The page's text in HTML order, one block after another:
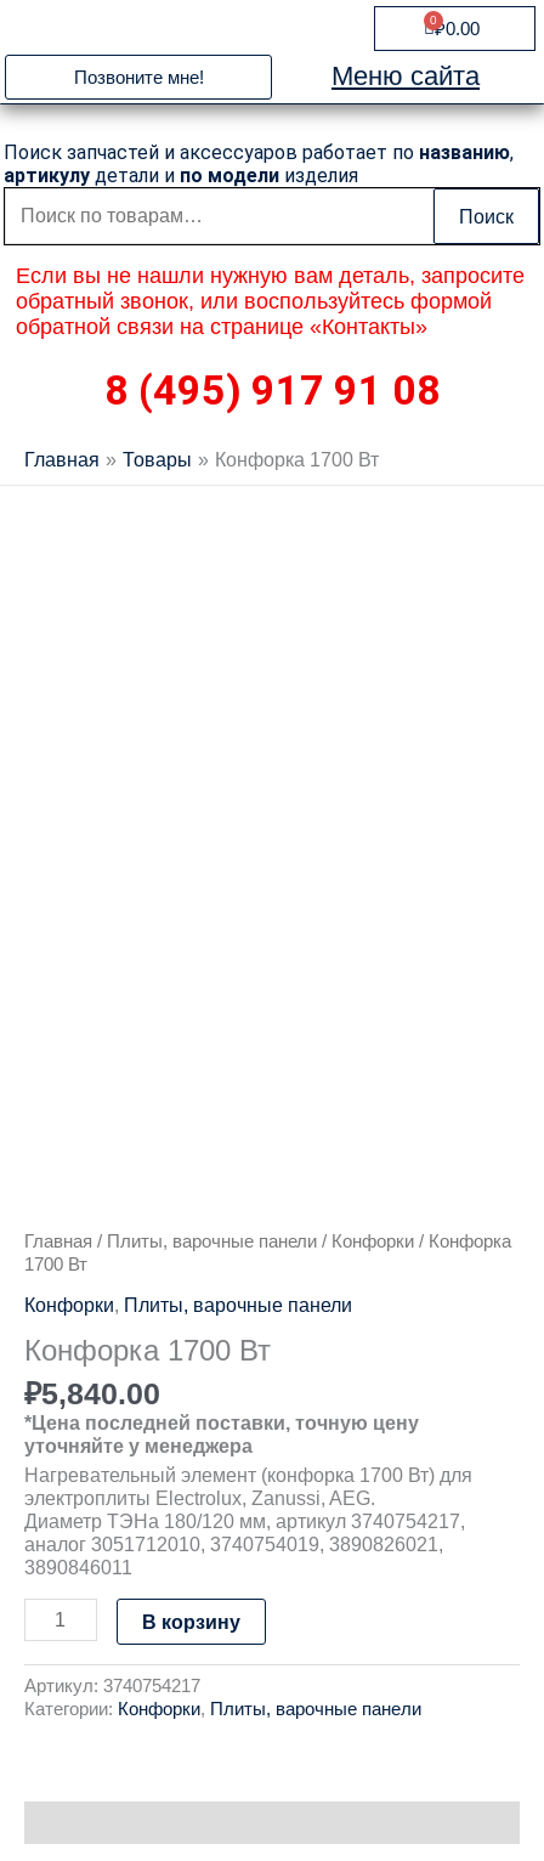
содержимому
₽0.00
0
Cart
Позвоните мне! Меню сайта
Поиск запчастей и аксессуаров работает по названию,
артикулу детали и по модели изделия
Искать:
Поиск
Если вы не нашли нужную вам деталь, запросите
обратный звонок, или воспользуйтесь формой
обратной связи на странице «Контакты»
8 (495) 917 91 08
Главная Товары Конфорка 1700 Вт
Главная / Плиты, варочные панели / Конфорки / Конфорка
1700 Вт
Конфорки Плиты, варочные панели
Конфорка 1700 Вт
₽5,840.00
*Цена последней поставки, точную цену
уточняйте у менеджера
Нагревательный элемент (конфорка 1700 Вт) для
электроплиты Electrolux, Zanussi, AEG.
Диаметр ТЭНа 180/120 мм, артикул 3740754217,
аналог 3051712010, 3740754019, 3890826021,
3890846011
В корзину
Артикул: 3740754217
Категории: Конфорки, Плиты, варочные панели